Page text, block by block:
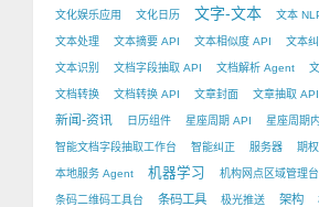
文化娱乐应用 文化日历 文字-文本 文本
文本处理 文本摘要 API 文本相似度 API 文本
文本识别 文档字段抽取 API 文档解析 Agent
文档转换 文档转换 API 文章封面 文章抽取 API
新闻-资讯 日历组件 星座周期 API 星座周期
智能文档字段抽取工作台 智能纠正 服务器 期权
本地服务 Agent 机器学习 机构网点区域管理台
条码二维码工具台 条码工具 极光推送 架构